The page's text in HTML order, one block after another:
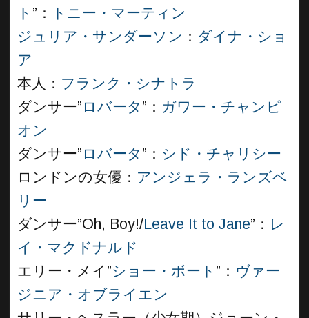
ト ”：
トニー・マーティン
ジュリア・サンダーソン ： ダイナ・ショ
ア
本人： フランク・シナトラ
ダンサー” ロバータ ”： ガワー・チャンピ
オン
ダンサー” ロバータ ”： シド・チャリシー
ロンドンの女優： アンジェラ・ランズベ
リー
ダンサー”Oh, Boy!/Leave It to Jane”： レ
イ・マクドナルド
エリー・メイ”ショー・ボート ”： ヴァー
ジニア・オブライエン